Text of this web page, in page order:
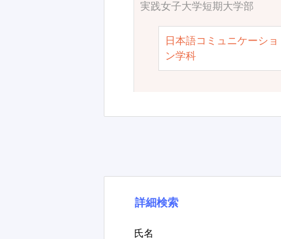
実践女子大学短期大学部
日本語コミュニケーショ
ン学科
詳細検索
氏名